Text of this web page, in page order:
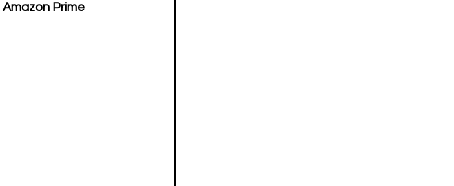
Amazon Prime